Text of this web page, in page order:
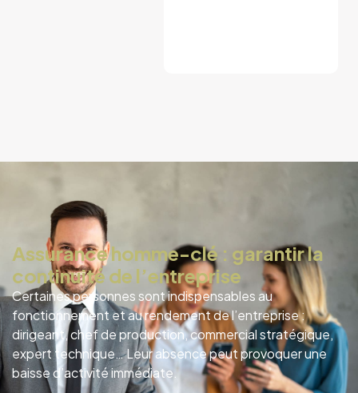
Assurance homme-clé : garantir la
continuité de l’entreprise
Certaines personnes sont indispensables au
fonctionnement et au rendement de l’entreprise :
dirigeant, chef de production, commercial stratégique,
expert technique… Leur absence peut provoquer une
baisse d’activité immédiate.